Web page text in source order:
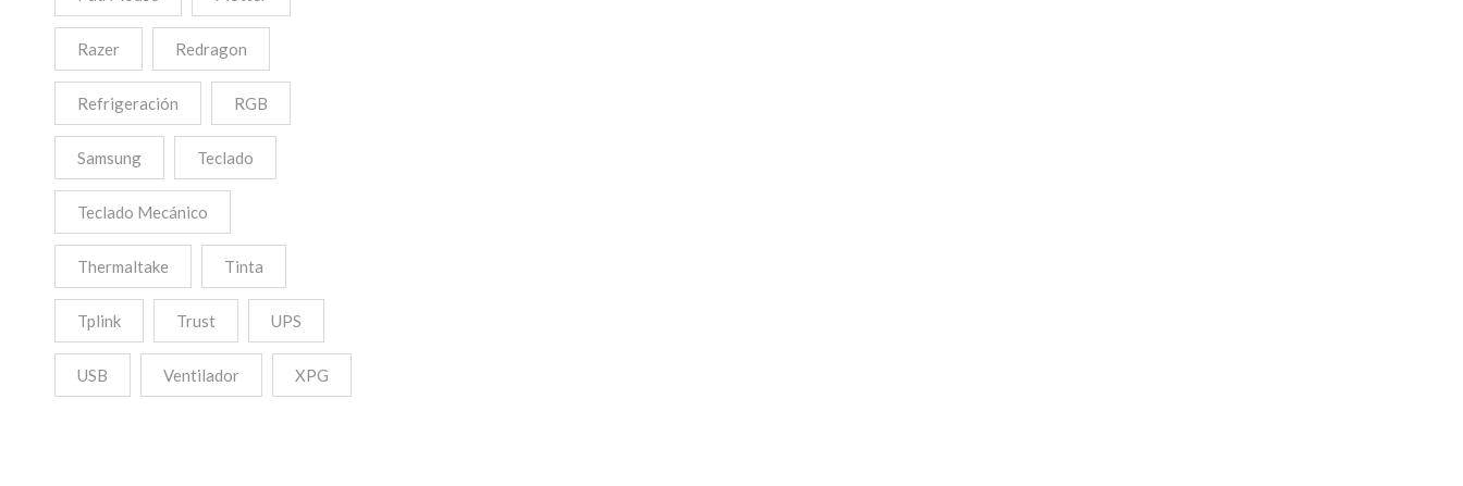
Razer Redragon
Refrigeración RGB
Samsung Teclado
Teclado Mecánico
Thermaltake Tinta
Tplink Trust UPS
USB Ventilador XPG